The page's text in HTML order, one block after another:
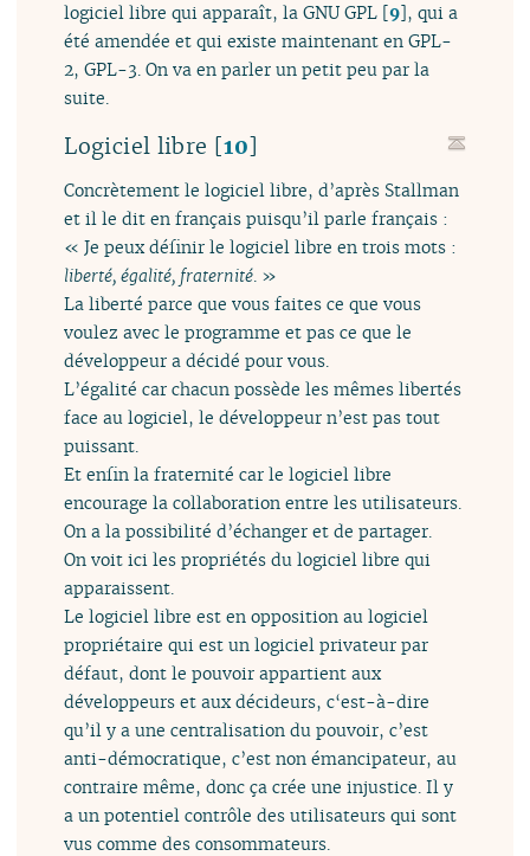
logiciel libre qui apparaît, la GNU GPL [9], qui a
été amendée et qui existe maintenant en GPL-
2, GPL-3. On va en parler un petit peu par la
suite.
Logiciel libre [10]
Concrètement le logiciel libre, d’après Stallman
et il le dit en français puisqu’il parle français :
« Je peux définir le logiciel libre en trois mots :
liberté, égalité, fraternité . »
La liberté parce que vous faites ce que vous
voulez avec le programme et pas ce que le
développeur a décidé pour vous.
L’égalité car chacun possède les mêmes libertés
face au logiciel, le développeur n’est pas tout
puissant.
Et enfin la fraternité car le logiciel libre
encourage la collaboration entre les utilisateurs.
On a la possibilité d’échanger et de partager.
On voit ici les propriétés du logiciel libre qui
apparaissent.
Le logiciel libre est en opposition au logiciel
propriétaire qui est un logiciel privateur par
défaut, dont le pouvoir appartient aux
développeurs et aux décideurs, c‘est-à-dire
qu’il y a une centralisation du pouvoir, c’est
anti-démocratique, c’est non émancipateur, au
contraire même, donc ça crée une injustice. Il y
a un potentiel contrôle des utilisateurs qui sont
vus comme des consommateurs.